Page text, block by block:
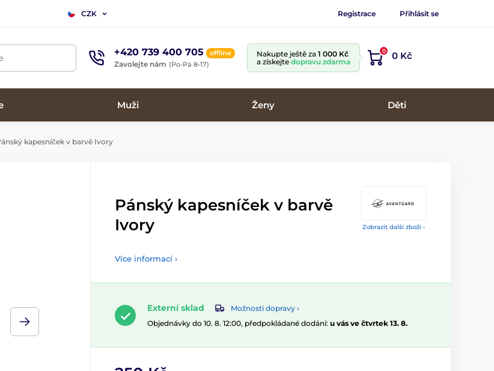
CZK Registrace Přihlásit se
+420 739 400 705 offline
Zavolejte nám (Po-Pá 8-17)
Nakupte ještě za 1 000 Kč
a získejte dopravu zdarma
0 0 Kč
Muži Ženy Děti
kapesníček v barvě Ivory
Zobrazit další zboží ›
Pánský kapesníček v barvě
Ivory
Více informací ›
Externí sklad
Možnosti dopravy ›
Objednávky do 10. 8. 12:00, předpokládané dodání: u vás ve čtvrtek 13. 8.